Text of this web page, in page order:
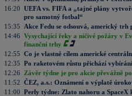
16:20 UEFA vs. FIFA a „tajné plány
pro samotný fotbal“
15:35
Akce Fedu se odsouvá, americký
14:46 Vysychající řeky a ničivé požáry v
finanční trhy
12:55 Co je vlastně cílem americké
12:35 Po raketovém růstu přichází
12:26
Závěr týdne je pro akcie převážně
11:52 ČEZ, a.s.: Oznámení o výplatě
11:00 Perly týdne: Zlato nahoru a SpaceX